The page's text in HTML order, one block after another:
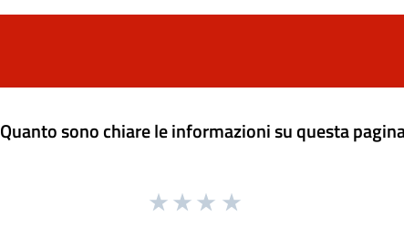
Quanto sono chiare le informazioni su questa